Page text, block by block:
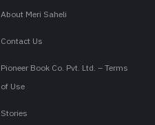
About Meri Saheli
Contact Us
Pioneer Book Co. Pvt. Ltd. – Terms
of Use
Stories